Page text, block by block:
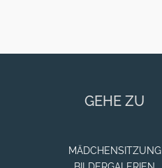
GEHE ZU
MÄDCHENSITZUNG